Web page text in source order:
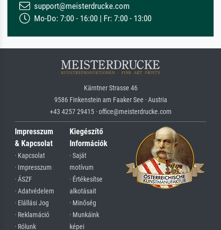
support@meisterdrucke.com
Mo-Do: 7:00 - 16:00 | Fr: 7:00 - 13:00
Kärntner Strasse 46
9586 Finkenstein am Faaker See · Austria
+43 4257 29415 · office@meisterdrucke.com
Impresszum
& Kapcsolat
· Kapcsolat
· Impresszum
· ÁSZF
· Adatvédelem
· Elállási Jog
· Reklamáció
· Rólunk
Kiegészítő
Információk
· Saját
motívum
· Értékesítse
alkotásait
· Minőség
· Munkáink
képei